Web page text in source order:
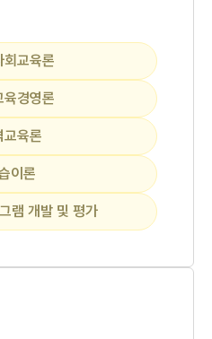
회교육론
육경영론
교육론
이론
램 개발 및 평가